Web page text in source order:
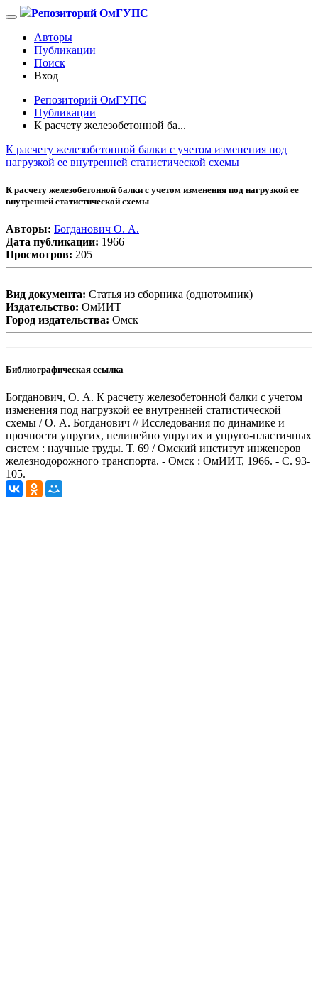
Репозиторий ОмГУПС
Авторы
Публикации
Поиск
Вход
Репозиторий ОмГУПС
Публикации
К расчету железобетонной ба...
К расчету железобетонной балки с учетом изменения под
нагрузкой ее внутренней статистической схемы
К расчету железобетонной балки с учетом изменения под нагрузкой ее
внутренней статистической схемы
Авторы: Богданович О. А.
Дата публикации: 1966
Просмотров: 205
Вид документа: Статья из сборника (однотомник)
Издательство: ОмИИТ
Город издательства: Омск
Библиографическая ссылка
Богданович, О. А. К расчету железобетонной балки с учетом
изменения под нагрузкой ее внутренней статистической
схемы / О. А. Богданович // Исследования по динамике и
прочности упругих, нелинейно упругих и упруго-пластичных
систем : научные труды. Т. 69 / Омский институт инженеров
железнодорожного транспорта. - Омск : ОмИИТ, 1966. - С. 93-
105.